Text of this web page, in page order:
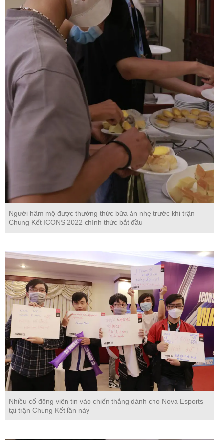
Người hâm mộ được thưởng thức bữa ăn nhẹ trước khi trận
Chung Kết ICONS 2022 chính thức bắt đầu
Nhiều cổ động viên tin vào chiến thắng dành cho Nova Esports
tại trận Chung Kết lần này